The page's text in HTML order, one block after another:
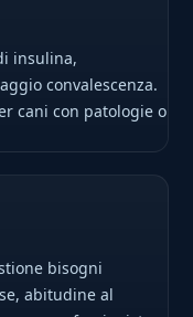
insulina,
convalescenza.
cani con patologie o
bisogni
abitudine al